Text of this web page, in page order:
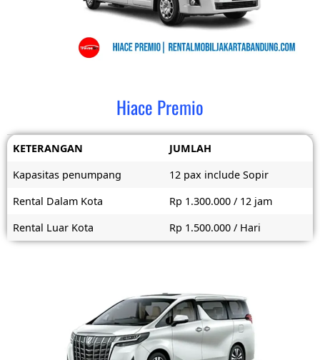
Hiace Premio
KETERANGAN
JUMLAH
Kapasitas penumpang
12 pax include Sopir
Rental Dalam Kota
Rp 1.300.000 / 12 jam
Rental Luar Kota
Rp 1.500.000 / Hari